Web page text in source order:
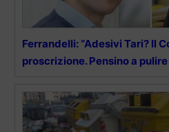
Ferrandelli: “Adesivi Tari? Il
proscrizione. Pensino a